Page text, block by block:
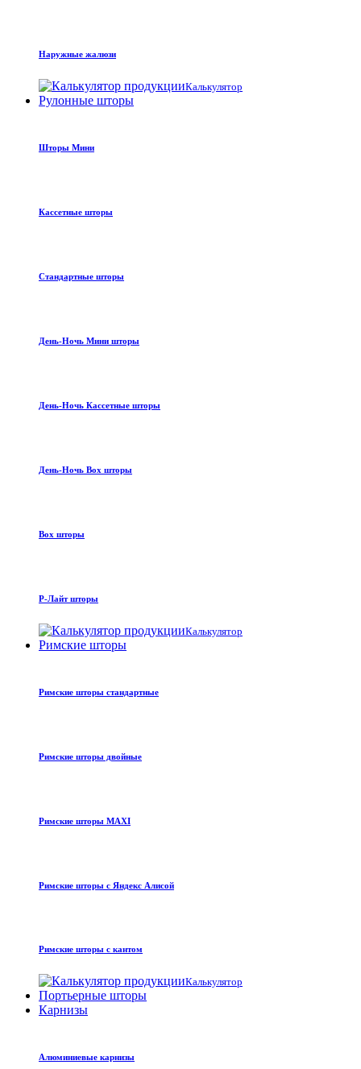
Наружные жалюзи
Калькулятор
Рулонные шторы
Шторы Мини
Кассетные шторы
Стандартные шторы
День-Ночь Мини шторы
День-Ночь Кассетные шторы
День-Ночь Box шторы
Box шторы
Р-Лайт шторы
Калькулятор
Римские шторы
Римские шторы стандартные
Римские шторы двойные
Римские шторы MAXI
Римские шторы с Яндекс Алисой
Римские шторы с кантом
Калькулятор
Портьерные шторы
Карнизы
Алюминиевые карнизы